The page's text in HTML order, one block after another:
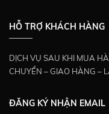
HỖ TRỢ KHÁCH HÀNG
DỊCH VỤ SAU KHI MUA
CHUYỂN – GIAO HÀNG –
ĐĂNG KÝ NHẬN EMAIL